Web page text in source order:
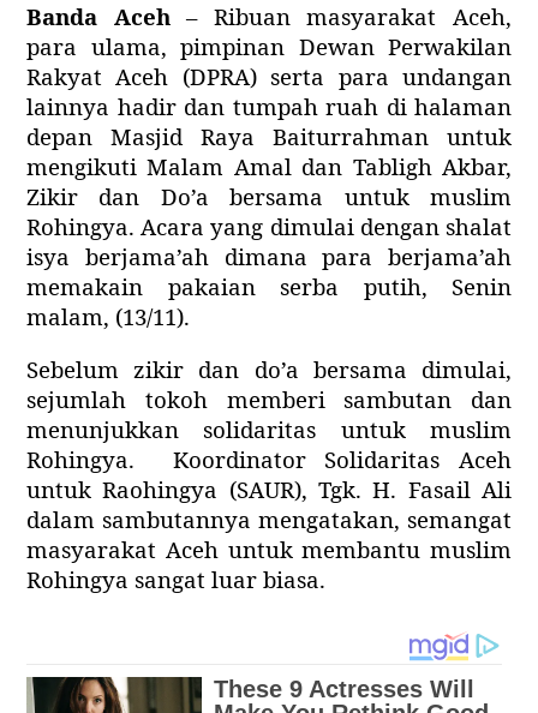
Banda Aceh– Ribuan masyarakat Aceh,
para ulama, pimpinan Dewan Perwakilan
Rakyat Aceh (DPRA) serta para undangan
lainnya hadir dan tumpah ruah di halaman
depan Masjid Raya Baiturrahman untuk
mengikuti Malam Amal dan Tabligh Akbar,
Zikir dan Do’a bersama untuk muslim
Rohingya. Acara yang dimulai dengan shalat
isya berjama’ah dimana para berjama’ah
memakain pakaian serba putih, Senin
malam, (13/11).
Sebelum zikir dan do’a bersama dimulai,
sejumlah tokoh memberi sambutan dan
menunjukkan solidaritas untuk muslim
Rohingya.
Koordinator Solidaritas Aceh
untuk Raohingya (SAUR), Tgk. H. Fasail Ali
dalam sambutannya mengatakan, semangat
masyarakat Aceh untuk membantu muslim
Rohingya sangat luar biasa.